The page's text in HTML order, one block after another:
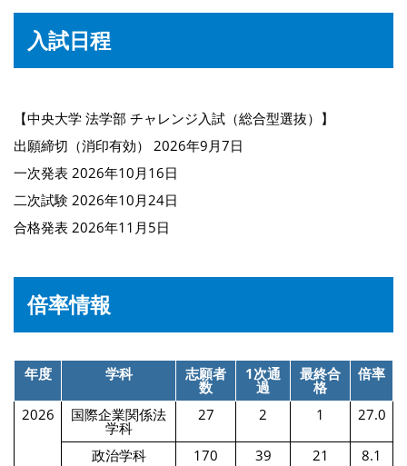
入試日程
【中央大学 法学部 チャレンジ入試（総合型選抜）】
出願締切（消印有効） 2026年9月7日
一次発表 2026年10月16日
二次試験 2026年10月24日
合格発表 2026年11月5日
倍率情報
年度 学科 志願者
数
1次通
過
最終合
格
倍率
2026 国際企業関係法
学科
27 2 1 27.0
政治学科 170 39 21
8.1